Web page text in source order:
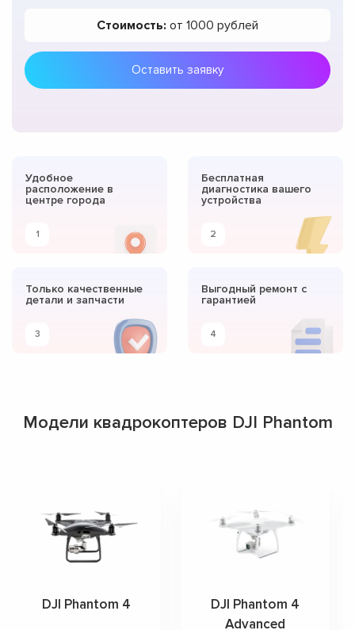
Стоимость: от 1000 рублей
Оставить заявку
Удобное
расположение в
центре города
1
Бесплатная
диагностика вашего
устройства
2
Только качественные
детали и запчасти
3
Выгодный ремонт с
гарантией
4
Модели квадрокоптеров DJI Phantom
DJI Phantom 4
DJI Phantom 4
Advanced